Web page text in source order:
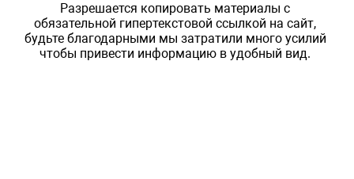
Разрешается копировать материалы с
обязательной гипертекстовой ссылкой на сайт,
будьте благодарными мы затратили много усилий
чтобы привести информацию в удобный вид.